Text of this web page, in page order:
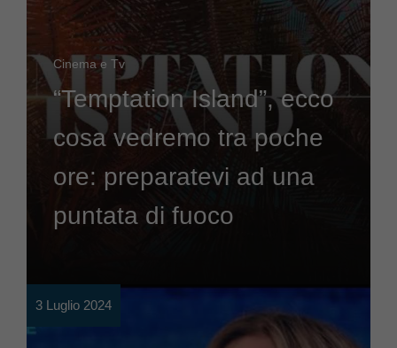
Cinema e Tv
“Temptation Island”, ecco
cosa vedremo tra poche
ore: preparatevi ad una
puntata di fuoco
3 Luglio 2024